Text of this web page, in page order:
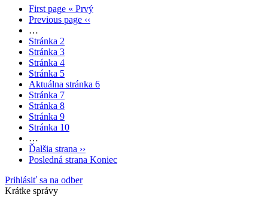
First page « Prvý
Previous page ‹‹
…
Stránka 2
Stránka 3
Stránka 4
Stránka 5
Aktuálna stránka 6
Stránka 7
Stránka 8
Stránka 9
Stránka 10
…
Ďalšia strana ››
Posledná strana Koniec
Prihlásiť sa na odber
Krátke správy